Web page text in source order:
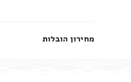
מחירון הובלות